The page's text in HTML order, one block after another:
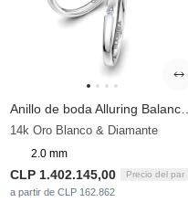
14k Oro Blanco & Diamante
2.0 mm
CLP 1.402.145,00 Precio del par
a partir de CLP 162.862